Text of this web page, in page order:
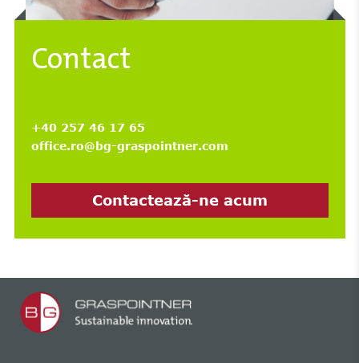
Contact
+40 257 46 17 65
office.ro@bg-graspointner.com
Contactează-ne acum